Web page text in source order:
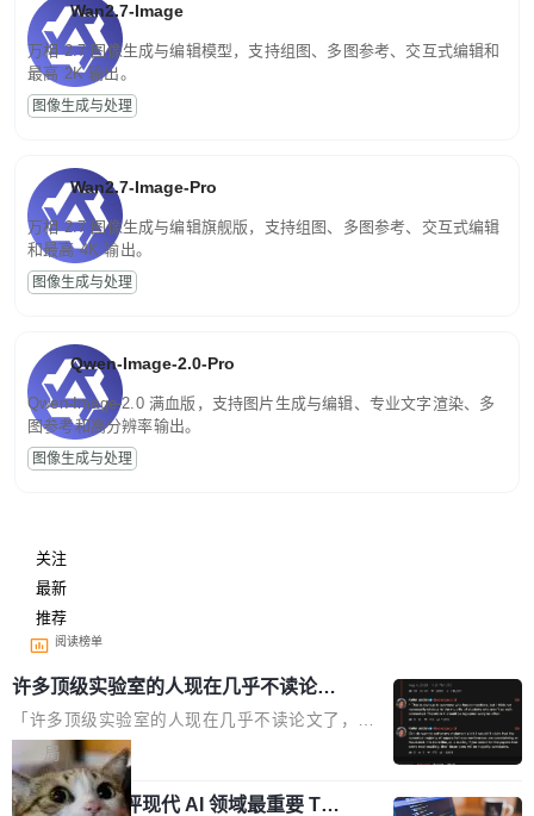
Wan2.7-Image
万相 2.7 图像生成与编辑模型，支持组图、多图参考、交互式编辑和
最高 2K 输出。
图像生成与处理
Wan2.7-Image-Pro
万相 2.7 图像生成与编辑旗舰版，支持组图、多图参考、交互式编辑
和最高 4K 输出。
图像生成与处理
Qwen-Image-2.0-Pro
Qwen-Image-2.0 满血版，支持图片生成与编辑、专业文字渲染、多
图参考和高分辨率输出。
图像生成与处理
关注
最新
推荐
阅读榜单
许多顶级实验室的人现在几乎不读论文
了
「许多顶级实验室的人现在几乎不读论文了，而
且他们认为 ICLR/ICML/NeurIPS 充斥着大量过
度宣传和欺诈。」 OpenAI 研究员 Keller Jorda
n 这条推文引发了广泛讨论。他不是在说风凉
局
xAI 前工程师评现代 AI 领域最重要 Top